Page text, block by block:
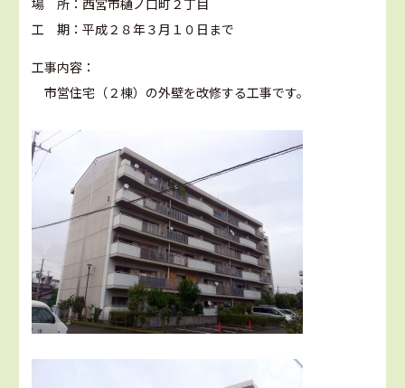
場 所：西宮市樋ノ口町２丁目
工 期：平成２８年３月１０日まで
工事内容：
市営住宅（２棟）の外壁を改修する工事です。